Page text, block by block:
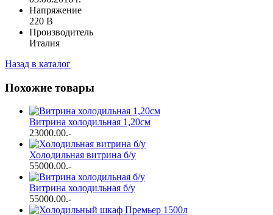
Напряжение
220 В
Производитель
Италия
Назад в каталог
Похожие товары
Витрина холодильная 1,20см
23000.00.-
Холодильная витрина б/у
55000.00.-
Витрина холодильная б/у
55000.00.-